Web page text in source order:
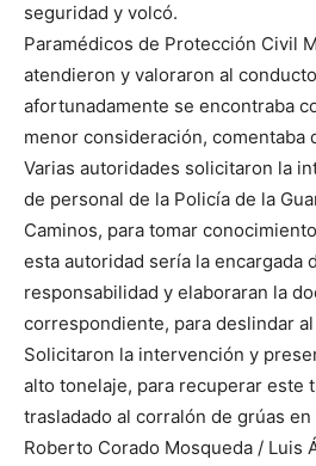
seguridad y volcó.
Paramédicos de Protección Civil
atendieron y valoraron al
afortunadamente se encontraba
menor consideración, comentaba
Varias autoridades solicitaron la
de personal de la Policía de la
Caminos, para tomar
esta autoridad sería la encargada
responsabilidad y elaboraran la
correspondiente, para deslindar
Solicitaron la intervención y
alto tonelaje, para recuperar este
trasladado al corralón de grúas en
Roberto Corado Mosqueda / Luis